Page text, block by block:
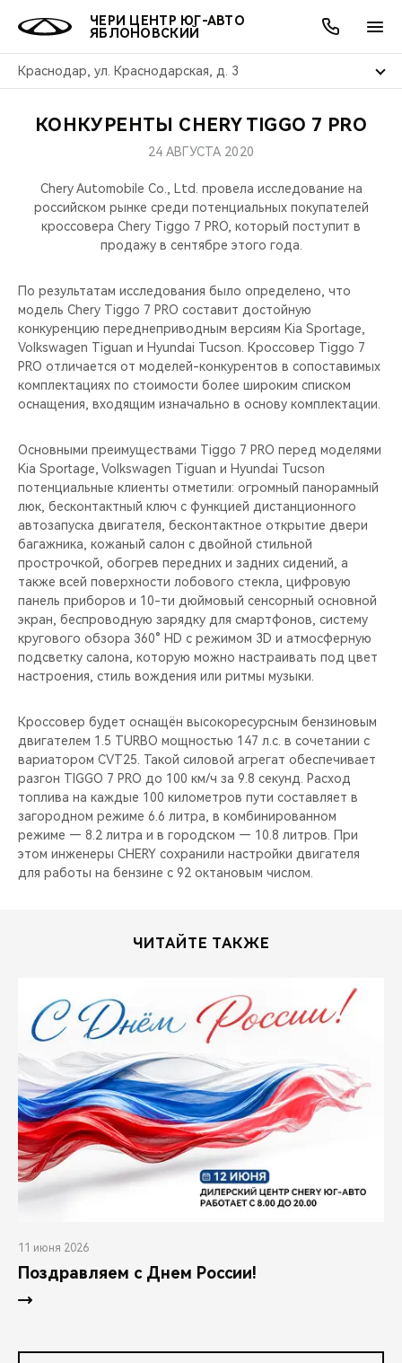
ЧЕРИ ЦЕНТР ЮГ-АВТО
ЯБЛОНОВСКИЙ
Краснодар, ул. Краснодарская, д. 3
МОДЕЛИ
КРОССОВЕРЫ
СЕДАНЫ
НОВИНКИ
ПОКУПАТЕЛЯМ
КРЕДИТ И СТРАХОВАНИЕ
ВЛАДЕЛЬЦАМ
ЗАПЧАСТИ И АКСЕССУАРЫ
CHERY CONNECT
МИР CHERY
О БРЕНДЕ
ЛЮДИ CHERY
БЛАГОТВОРИТЕЛЬНОСТЬ
CHERY REMOTE
CHERY И СПОРТ
НАШИ МЕРОПРИЯТИЯ
ВИДЕООБЗОРЫ
CHERY ДЛЯ ДЕТЕЙ
АКЦИИ
ОНЛАЙН СЕРВИСЫ
КРЕДИТ
О КОМПАНИИ
МЫ В СОЦСЕТЯХ
КОНКУРЕНТЫ CHERY TIGGO 7 PRO
24 АВГУСТА 2020
Chery Automobile Co., Ltd. провела исследование на
российском рынке среди потенциальных покупателей
кроссовера Chery Tiggo 7 PRO, который поступит в
продажу в сентябре этого года.
По результатам исследования было определено, что
модель Chery Tiggo 7 PRO составит достойную
конкуренцию переднеприводным версиям Kia Sportage,
Volkswagen Tiguan и Hyundai Tucson. Кроссовер Tiggo 7
PRO отличается от моделей-конкурентов в сопоставимых
комплектациях по стоимости более широким списком
оснащения, входящим изначально в основу комплектации.
Основными преимуществами Tiggo 7 PRO перед моделями
Kia Sportage, Volkswagen Tiguan и Hyundai Tucson
потенциальные клиенты отметили: огромный панорамный
люк, бесконтактный ключ с функцией дистанционного
автозапуска двигателя, бесконтактное открытие двери
багажника, кожаный салон с двойной стильной
прострочкой, обогрев передних и задних сидений, а
также всей поверхности лобового стекла, цифровую
панель приборов и 10-ти дюймовый сенсорный основной
экран, беспроводную зарядку для смартфонов, систему
кругового обзора 360° HD с режимом 3D и атмосферную
подсветку салона, которую можно настраивать под цвет
настроения, стиль вождения или ритмы музыки.
Кроссовер будет оснащён высокоресурсным бензиновым
двигателем 1.5 TURBO мощностью 147 л.с. в сочетании с
вариатором CVT25. Такой силовой агрегат обеспечивает
разгон TIGGO 7 PRO до 100 км/ч за 9.8 секунд. Расход
топлива на каждые 100 километров пути составляет в
загородном режиме 6.6 литра, в комбинированном
режиме — 8.2 литра и в городском — 10.8 литров. При
этом инженеры CHERY сохранили настройки двигателя
для работы на бензине с 92 октановым числом.
ЧИТАЙТЕ ТАКЖЕ
11 июня 2026
Поздравляем с Днем России!